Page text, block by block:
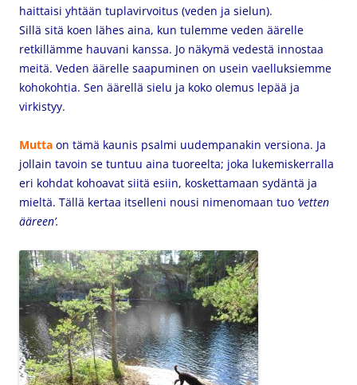
haittaisi yhtään tuplavirvoitus (veden ja sielun).
Sillä sitä koen lähes aina, kun tulemme veden äärelle
retkillämme hauvani kanssa. Jo näkymä vedestä innostaa
meitä. Veden äärelle saapuminen on usein vaelluksiemme
kohokohtia. Sen äärellä sielu ja koko olemus lepää ja
virkistyy.
Mutta on tämä kaunis psalmi uudempanakin versiona. Ja
jollain tavoin se tuntuu aina tuoreelta; joka lukemiskerralla
eri kohdat kohoavat siitä esiin, koskettamaan sydäntä ja
mieltä. Tällä kertaa itselleni nousi nimenomaan tuo ’vetten
ääreen’.